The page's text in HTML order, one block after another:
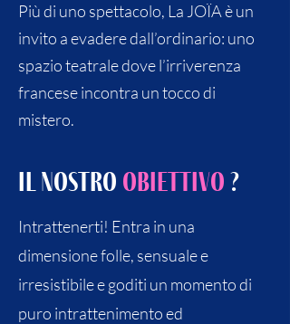
Più di uno spettacolo, La JOÏA è un
invito a evadere dall’ordinario: uno
spazio teatrale dove l’irriverenza
francese incontra un tocco di
mistero.
Il nostro obiettivo ?
Intrattenerti! Entra in una
dimensione folle, sensuale e
irresistibile e goditi un momento di
puro intrattenimento ed